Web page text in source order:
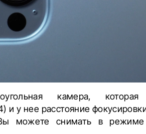
камера,
и у нее расстояние
можете снимать в